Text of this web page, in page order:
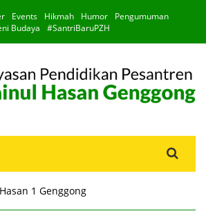
Events Hikmah Humor
Pengumuman
Budaya
#SantriBaruPZH
for:
1 Genggong